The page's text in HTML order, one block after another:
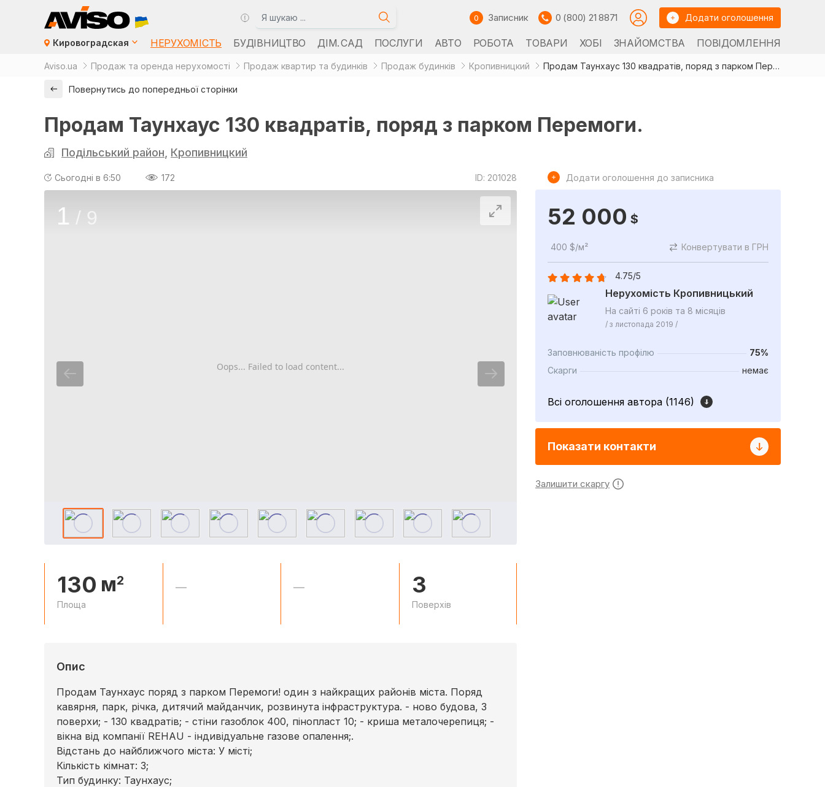
0 Записник 0 (800) 21 8871 Додати оголошення
Кировоградская НЕРУХОМІСТЬ БУДІВНИЦТВО ДІМ. САД ПОСЛУГИ АВТО РОБОТА ТОВАРИ ХОБІ ЗНАЙОМСТВА ПОВІДОМЛЕННЯ
Aviso.ua Продаж та оренда нерухомості Продаж квартир та будинків Продаж будинків Кропивницкий Продам Таунхаус 130 квадратів, поряд з парком Перемоги.
Повернутись до попередньої сторінки
Продам Таунхаус 130 квадратів, поряд з парком Перемоги.
Подільський район Кропивницкий
Сьогодні в 6:50 172 ID: 201028
Oops... Failed to load content...
1 / 9
130 м2
Площа
— — 3
Поверхів
Опис
Продам Таунхаус поряд з парком Перемоги! один з найкращих районів міста. Поряд
кавярня, парк, річка, дитячий майданчик, розвинута інфраструктура. - ново будова, 3
поверхи; - 130 квадратів; - стіни газоблок 400, пінопласт 10; - криша металочерепиця; -
вікна від компанії REHAU - індивідуальне газове опалення;.
Відстань до найближчого міста: У місті;
Кількість кімнат: 3;
Тип будинку: Таунхаус;
Додати оголошення до записника
52 000 $
400 $/м² Конвертувати в ГРН
4.75/5
Нерухомість Кропивницький
На сайті 6 років та 8 місяців
/ з листопада 2019 /
Заповнюваність профілю
75%
Скарги
немає
Всі оголошення автора (1146)
Показати контакти
Залишити скаргу